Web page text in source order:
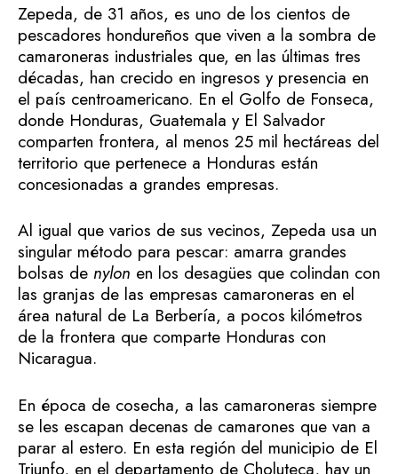
Zepeda, de 31 años, es uno de los cientos de
pescadores hondureños que viven a la sombra de
camaroneras industriales que, en las últimas tres
décadas, han crecido en ingresos y presencia en
el país centroamericano. En el Golfo de Fonseca,
donde Honduras, Guatemala y El Salvador
comparten frontera, al menos 25 mil hectáreas del
territorio que pertenece a Honduras están
concesionadas a grandes empresas.
Al igual que varios de sus vecinos, Zepeda usa un
singular método para pescar: amarra grandes
bolsas de nylon en los desagües que colindan con
las granjas de las empresas camaroneras en el
área natural de La Berbería, a pocos kilómetros
de la frontera que comparte Honduras con
Nicaragua.
En época de cosecha, a las camaroneras siempre
se les escapan decenas de camarones que van a
parar al estero. En esta región del municipio de El
Triunfo, en el departamento de Choluteca, hay un